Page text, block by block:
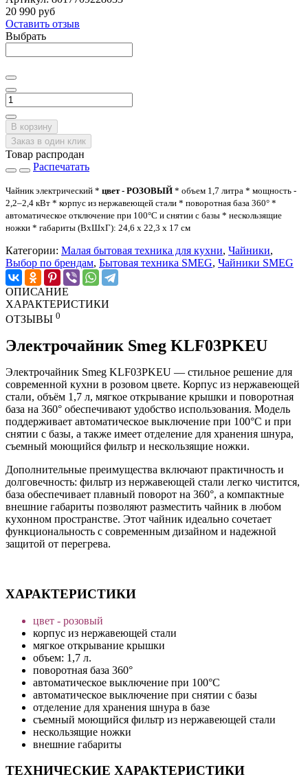
20 990 руб
Оставить отзыв
Выбрать
В корзину
Заказ в один клик
Товар распродан
Распечатать
Чайник электрический * цвет - РОЗОВЫЙ * объем 1,7 литра * мощность -
2,2–2,4 кВт * корпус из нержавеющей стали * поворотная база 360° *
автоматическое отключение при 100°С и снятии с базы * нескользящие
ножки * габариты (ВхШхГ): 24,6 х 22,3 х 17 см
Категории: Малая бытовая техника для кухни, Чайники,
Выбор по брендам, Бытовая техника SMEG, Чайники SMEG
ОПИСАНИЕ
ХАРАКТЕРИСТИКИ
ОТЗЫВЫ 0
Электрочайник Smeg KLF03PKEU
Электрочайник Smeg KLF03PKEU — стильное решение для
современной кухни в розовом цвете. Корпус из нержавеющей
стали, объём 1,7 л, мягкое открывание крышки и поворотная
база на 360° обеспечивают удобство использования. Модель
поддерживает автоматическое выключение при 100°C и при
снятии с базы, а также имеет отделение для хранения шнура,
съемный моющийся фильтр и нескользящие ножки.
Дополнительные преимущества включают практичность и
долговечность: фильтр из нержавеющей стали легко чистится,
база обеспечивает плавный поворот на 360°, а компактные
внешние габариты позволяют разместить чайник в любом
кухонном пространстве. Этот чайник идеально сочетает
функциональность с современным дизайном и надежной
защитой от перегрева.
ХАРАКТЕРИСТИКИ
цвет - розовый
корпус из нержавеющей стали
мягкое открывание крышки
объем: 1,7 л.
поворотная база 360°
автоматическое выключение при 100°С
автоматическое выключение при снятии с базы
отделение для хранения шнура в базе
съемный моющийся фильтр из нержавеющей стали
нескользящие ножки
внешние габариты
ТЕХНИЧЕСКИЕ ХАРАКТЕРИСТИКИ